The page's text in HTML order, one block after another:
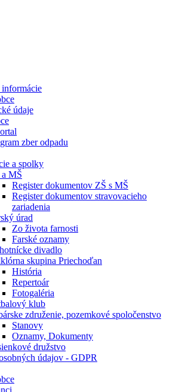
údaje
zber odpadu
a spolky
a MŠ
Register dokumentov ZŠ s MŠ
Register dokumentov stravovacieho
zariadenia
úrad
Zo života farnosti
Farské oznamy
divadlo
skupina Priechoďan
História
Repertoár
Fotogaléria
klub
združenie, pozemkové spoločenstvo
Stanovy
Oznamy, Dokumenty
družstvo
údajov - GDPR